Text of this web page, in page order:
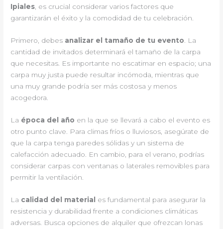
Ipiales , es crucial considerar varios factores que
garantizarán el éxito y la comodidad de tu celebración.
Primero, debes analizar el tamaño de tu evento . La
cantidad de invitados determinará el tamaño de la carpa
que necesitas. Es importante no escatimar en espacio; una
carpa muy justa puede resultar incómoda, mientras que
una muy grande podría ser más costosa y menos
acogedora.
La época del año en la que se llevará a cabo el evento es
otro punto clave. Para climas fríos o lluviosos, asegúrate de
que la carpa tenga paredes sólidas y un sistema de
calefacción adecuado. En cambio, para el verano, podrías
considerar carpas con ventanas o laterales removibles para
permitir la ventilación.
La calidad del material
es fundamental para asegurar la
resistencia y durabilidad frente a condiciones climáticas
adversas. Busca opciones de alquiler que ofrezcan lonas